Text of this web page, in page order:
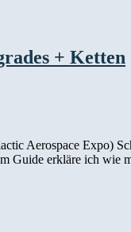
+ Ketten
Aerospace Expo)
Guide erkläre ich wie